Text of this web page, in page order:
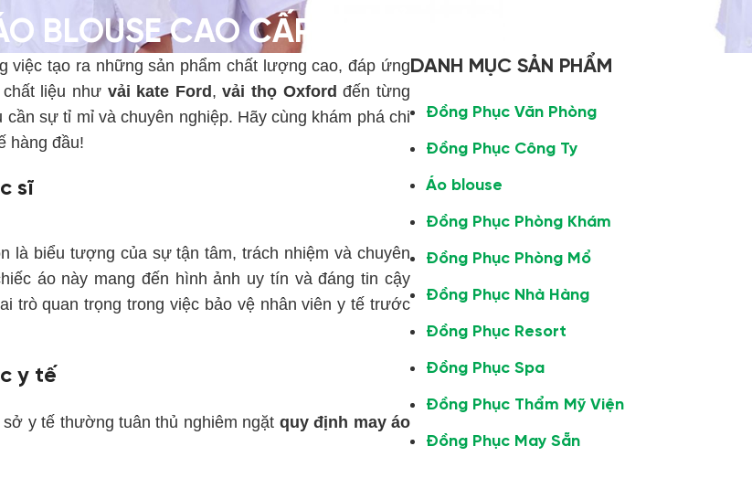
BLOUSE CAO CẤP CHUẨN CHỈNH
việc tạo ra những sản phẩm chất lượng cao, đáp ứng
liệu như vải kate Ford ,vải thọ Oxford đến từng
sự tỉ mỉ và chuyên nghiệp. Hãy cùng khám phá chi
hàng đầu!
sĩ
là biểu tượng của sự tận tâm, trách nhiệm và chuyên
áo này mang đến hình ảnh uy tín và đáng tin cậy
trò quan trọng trong việc bảo vệ nhân viên y tế trước
y tế
y tế thường tuân thủ nghiêm ngặt quy định may áo
DANH MỤC SẢN PHẨM
Đồng Phục Văn Phòng
Đồng Phục Công Ty
Áo blouse
Đồng Phục Phòng Khám
Đồng Phục Phòng Mổ
Đồng Phục Nhà Hàng
Đồng Phục Resort
Đồng Phục Spa
Đồng Phục Thẩm Mỹ Viện
Đồng Phục May Sẵn